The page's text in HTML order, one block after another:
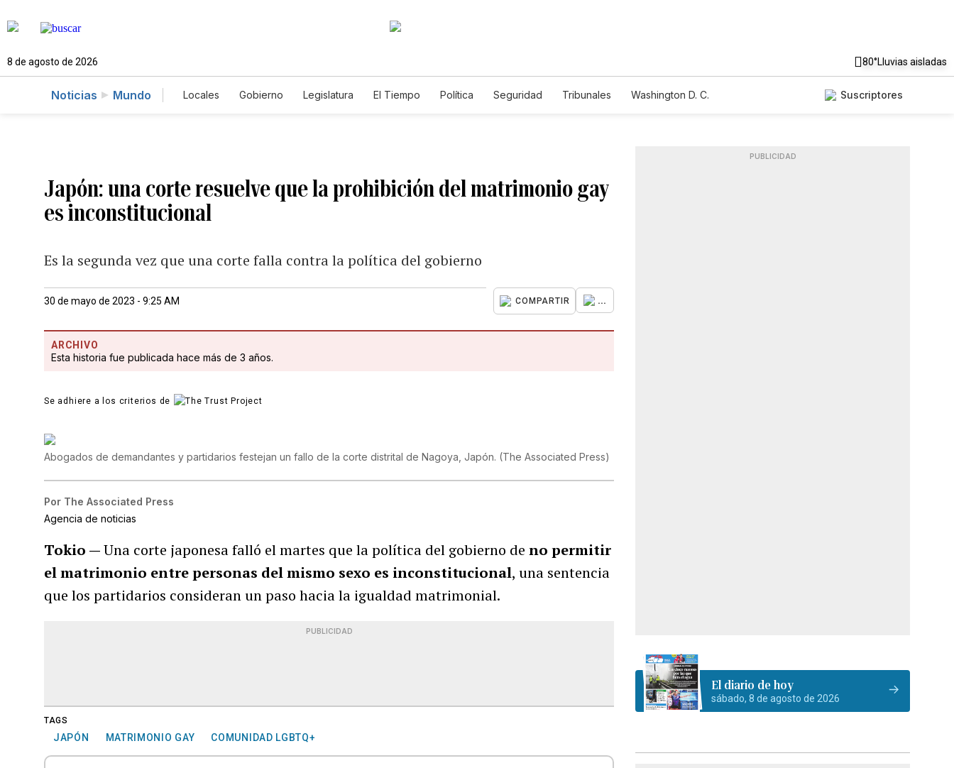
8 de agosto de 2026 80°Lluvias aisladas
Noticias Mundo Locales Gobierno Legislatura El Tiempo Política Seguridad Tribunales
Washington D. C.
Suscriptores
Japón: una corte resuelve que la prohibición del matrimonio gay
es inconstitucional
Es la segunda vez que una corte falla contra la política del gobierno
30 de mayo de 2023 - 9:25 AM COMPARTIR ...
ARCHIVO
Esta historia fue publicada hace más de 3 años.
Se adhiere a los criterios de
Abogados de demandantes y partidarios festejan un fallo de la corte distrital de Nagoya, Japón. (The Associated Press)
Por The Associated Press
Agencia de noticias
Tokio —Una corte japonesa falló el martes que la política del gobierno de no permitir
el matrimonio entre personas del mismo sexo es inconstitucional, una sentencia
que los partidarios consideran un paso hacia la igualdad matrimonial.
PUBLICIDAD
TAGS
JAPÓN MATRIMONIO GAY COMUNIDAD LGBTQ+
PUBLICIDAD
El diario de hoy
sábado, 8 de agosto de 2026